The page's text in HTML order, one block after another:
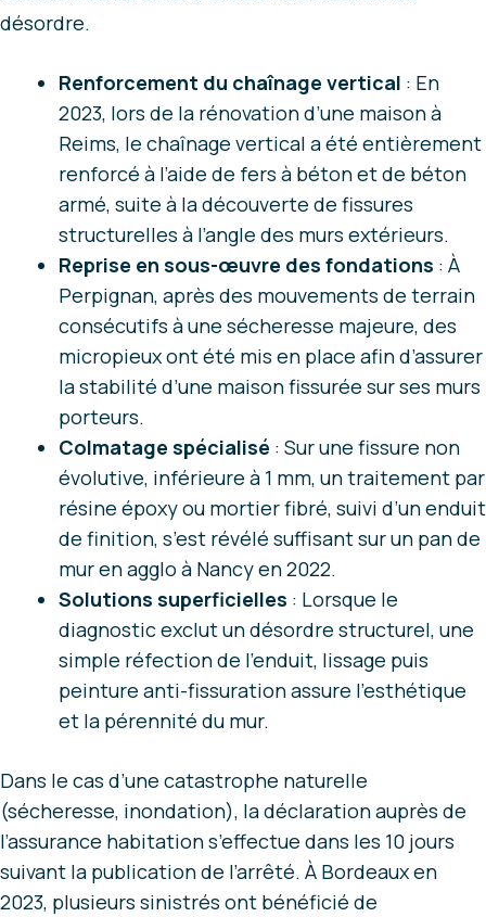
désordre.
Renforcement du chaînage vertical : En
2023, lors de la rénovation d’une maison à
Reims, le chaînage vertical a été entièrement
renforcé à l’aide de fers à béton et de béton
armé, suite à la découverte de fissures
structurelles à l’angle des murs extérieurs.
Reprise en sous-œuvre des fondations : À
Perpignan, après des mouvements de terrain
consécutifs à une sécheresse majeure, des
micropieux ont été mis en place afin d’assurer
la stabilité d’une maison fissurée sur ses murs
porteurs.
Colmatage spécialisé : Sur une fissure non
évolutive, inférieure à 1 mm, un traitement par
résine époxy ou mortier fibré, suivi d’un enduit
de finition, s’est révélé suffisant sur un pan de
mur en agglo à Nancy en 2022.
Solutions superficielles : Lorsque le
diagnostic exclut un désordre structurel, une
simple réfection de l’enduit, lissage puis
peinture anti-fissuration assure l’esthétique
et la pérennité du mur.
Dans le cas d’une catastrophe naturelle
(sécheresse, inondation), la déclaration auprès de
l’assurance habitation s’effectue dans les 10 jours
suivant la publication de l’arrêté. À Bordeaux en
2023, plusieurs sinistrés ont bénéficié de